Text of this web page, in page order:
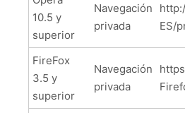
10.5 y
superior
Navegación
privada
ES/
FireFox
3.5 y
superior
Navegación
privada